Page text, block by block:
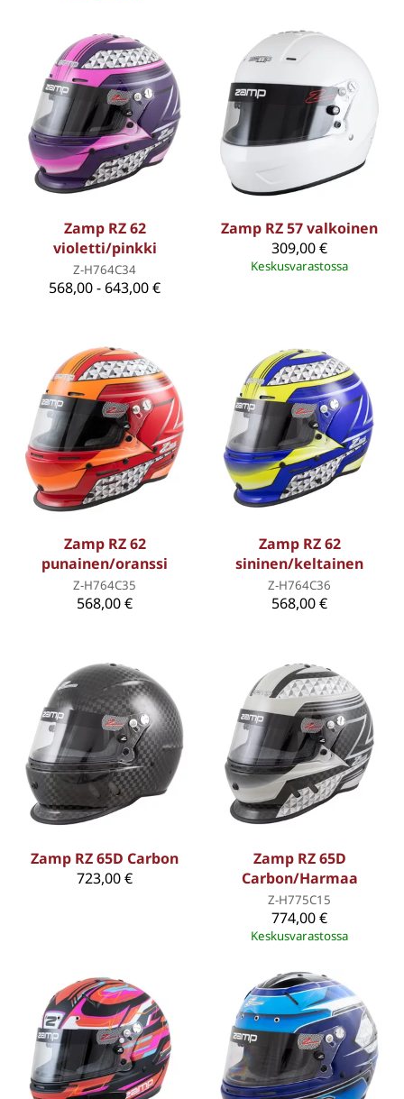
Zamp RZ 62
violetti/pinkki
Z-H764C34
568,00 - 643,00 €
Zamp RZ 57 valkoinen
309,00 €
Keskusvarastossa
Zamp RZ 62
punainen/oranssi
Z-H764C35
568,00 €
Zamp RZ 62
sininen/keltainen
Z-H764C36
568,00 €
Zamp RZ 65D Carbon
723,00 €
Zamp RZ 65D
Carbon/Harmaa
Z-H775C15
774,00 €
Keskusvarastossa